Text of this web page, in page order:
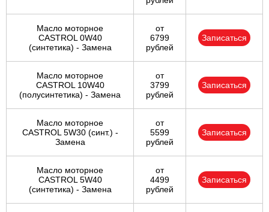
Масло моторное
CASTROL 0W40
(синтетика) - Замена
от
6799
рублей
Записаться
Масло моторное
CASTROL 10W40
(полусинтетика) - Замена
от
3799
рублей
Записаться
Масло моторное
CASTROL 5W30 (синт.) -
Замена
от
5599
рублей
Записаться
Масло моторное
CASTROL 5W40
(синтетика) - Замена
от
4499
рублей
Записаться